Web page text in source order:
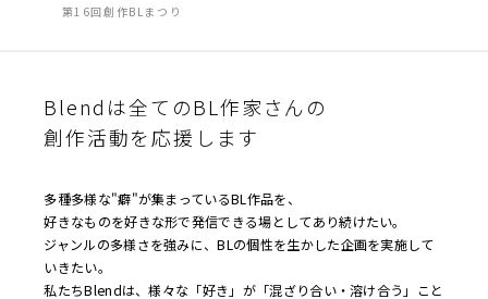
第16回創作BLまつり
Blendは全てのBL作家さんの
創作活動を応援します
多種多様な"癖"が集まっているBL作品を、
好きなものを好きな形で発信できる場としてあり続けたい。
ジャンルの多様さを強みに、BLの個性を生かした企画を実施して
いきたい。
私たちBlendは、様々な「好き」が「混ざり合い・溶け合う」こと